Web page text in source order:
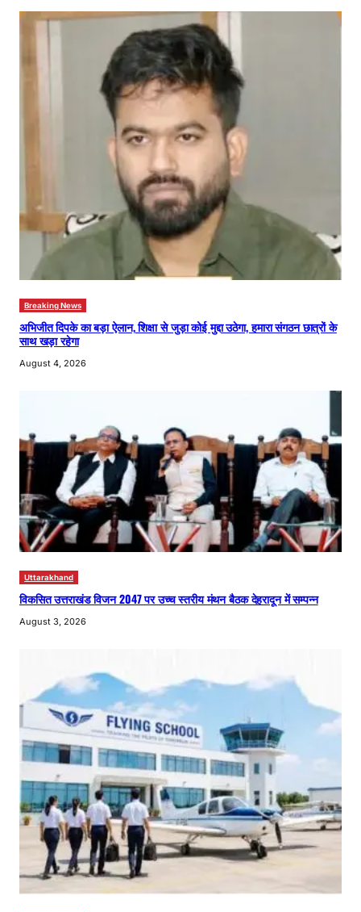
Breaking News
अभिजीत दिपके का बड़ा ऐलान, शिक्षा से जुड़ा कोई मुद्दा उठेगा, हमारा संगठन छात्रों के
साथ खड़ा रहेगा
August 4, 2026
Uttarakhand
विकसित उत्तराखंड विजन 2047 पर उच्च स्तरीय मंथन बैठक देहरादून में सम्पन्न
August 3, 2026